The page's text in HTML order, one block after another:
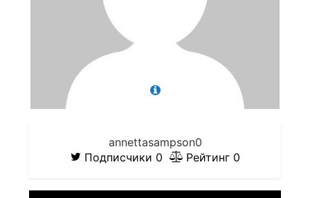
annettasampson0
Подписчики 0 Рейтинг 0